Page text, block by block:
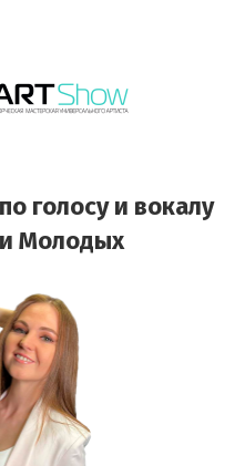
голосу и вокалу
Молодых